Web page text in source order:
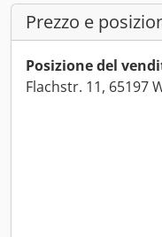
Prezzo e
Posizione del
Flachstr. 11, 65197